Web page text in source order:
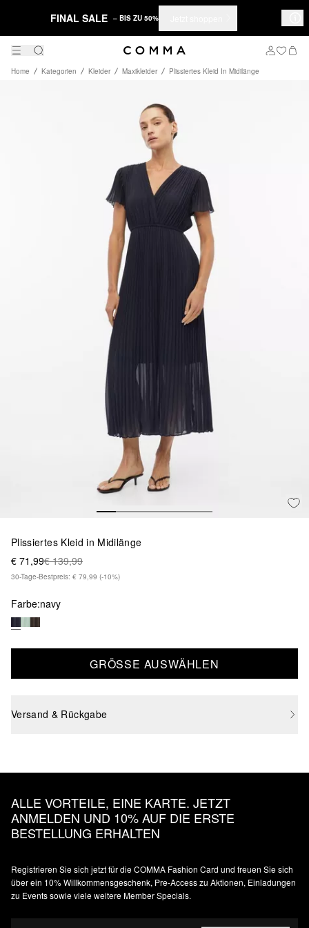
FINAL SALE – BIS ZU 50%
Home Kategorien Kleider Maxikleider Plissiertes Kleid In Midilänge
Plissiertes Kleid in Midilänge
€ 71,99€ 139,99
30-Tage-Bestpreis: € 79,99 (-10%)
Farbe:navy
GRÖSSE AUSWÄHLEN
Versand & Rückgabe
ALLE VORTEILE, EINE KARTE. JETZT
ANMELDEN UND 10% AUF DIE ERSTE
BESTELLUNG ERHALTEN
Registrieren Sie sich jetzt für die COMMA Fashion Card und freuen Sie sich
über ein 10% Willkommensgeschenk, Pre-Access zu Aktionen, Einladungen
zu Events sowie viele weitere Member Specials.